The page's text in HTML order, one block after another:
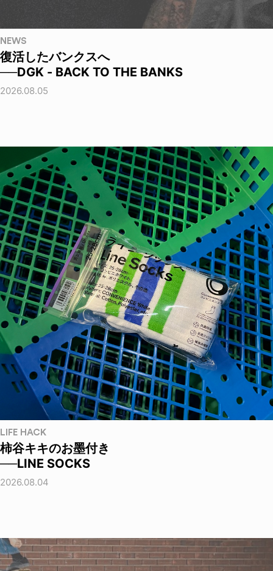
NEWS
復活したバンクスへ
──DGK - BACK TO THE BANKS
2026.08.05
LIFE HACK
柿谷キキのお墨付き
──LINE SOCKS
2026.08.04